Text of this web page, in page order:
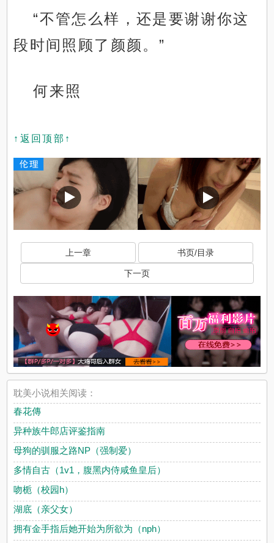
“不管怎么样，还是要谢谢你这
段时间照顾了颜颜。”
何来照
↑返回顶部↑
上一章 书页/目录
下一页
耽美小说相关阅读：
春花傳
异种族牛郎店评鉴指南
母狗的驯服之路NP（强制爱）
多情自古（1v1，腹黑内侍咸鱼皇后）
吻栀（校园h）
湖底（亲父女）
拥有金手指后她开始为所欲为（nph）